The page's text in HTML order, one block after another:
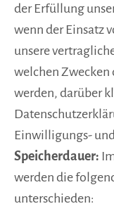
der Erfüllung
wenn der Einsatz
unsere
welchen Zwecken
werden, darüber
Einwilligungs-
Speicherdauer:
werden die
unterschieden: